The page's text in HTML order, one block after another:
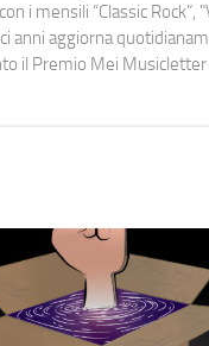
i mensili “Classic Rock”,
anni aggiorna
il Premio Mei Musicletter